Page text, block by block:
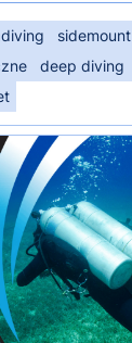
sidemount
deep diving